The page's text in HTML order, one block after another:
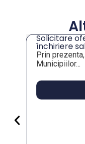
Solicitare
închiriere
Prin
Municipiilor...